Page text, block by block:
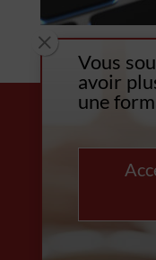
M
Vous
avoir
une